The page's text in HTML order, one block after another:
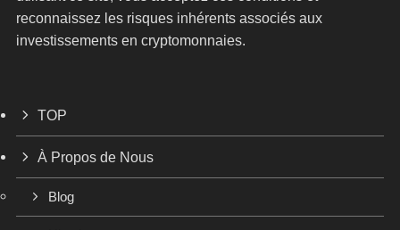
reconnaissez les risques inhérents associés aux
investissements en cryptomonnaies.
TOP
À Propos de Nous
Blog